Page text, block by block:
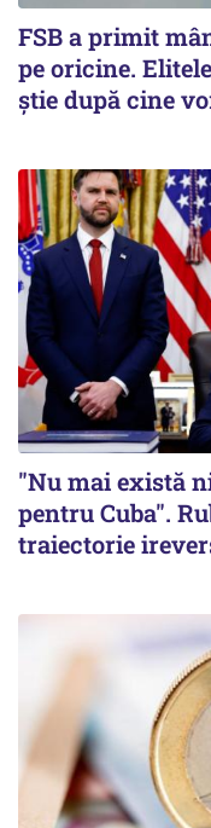
FSB a primit
pe oricine.
știe după cine
"Nu mai există
pentru Cuba".
traiectorie